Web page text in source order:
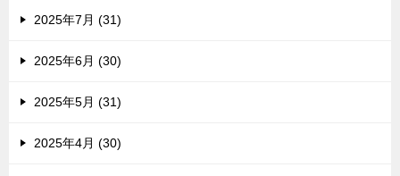
2025年7月 (31)
2025年6月 (30)
2025年5月 (31)
2025年4月 (30)